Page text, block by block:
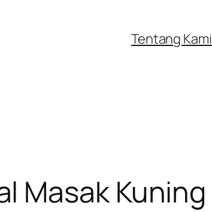
Tentang Kami
Masak Kuning